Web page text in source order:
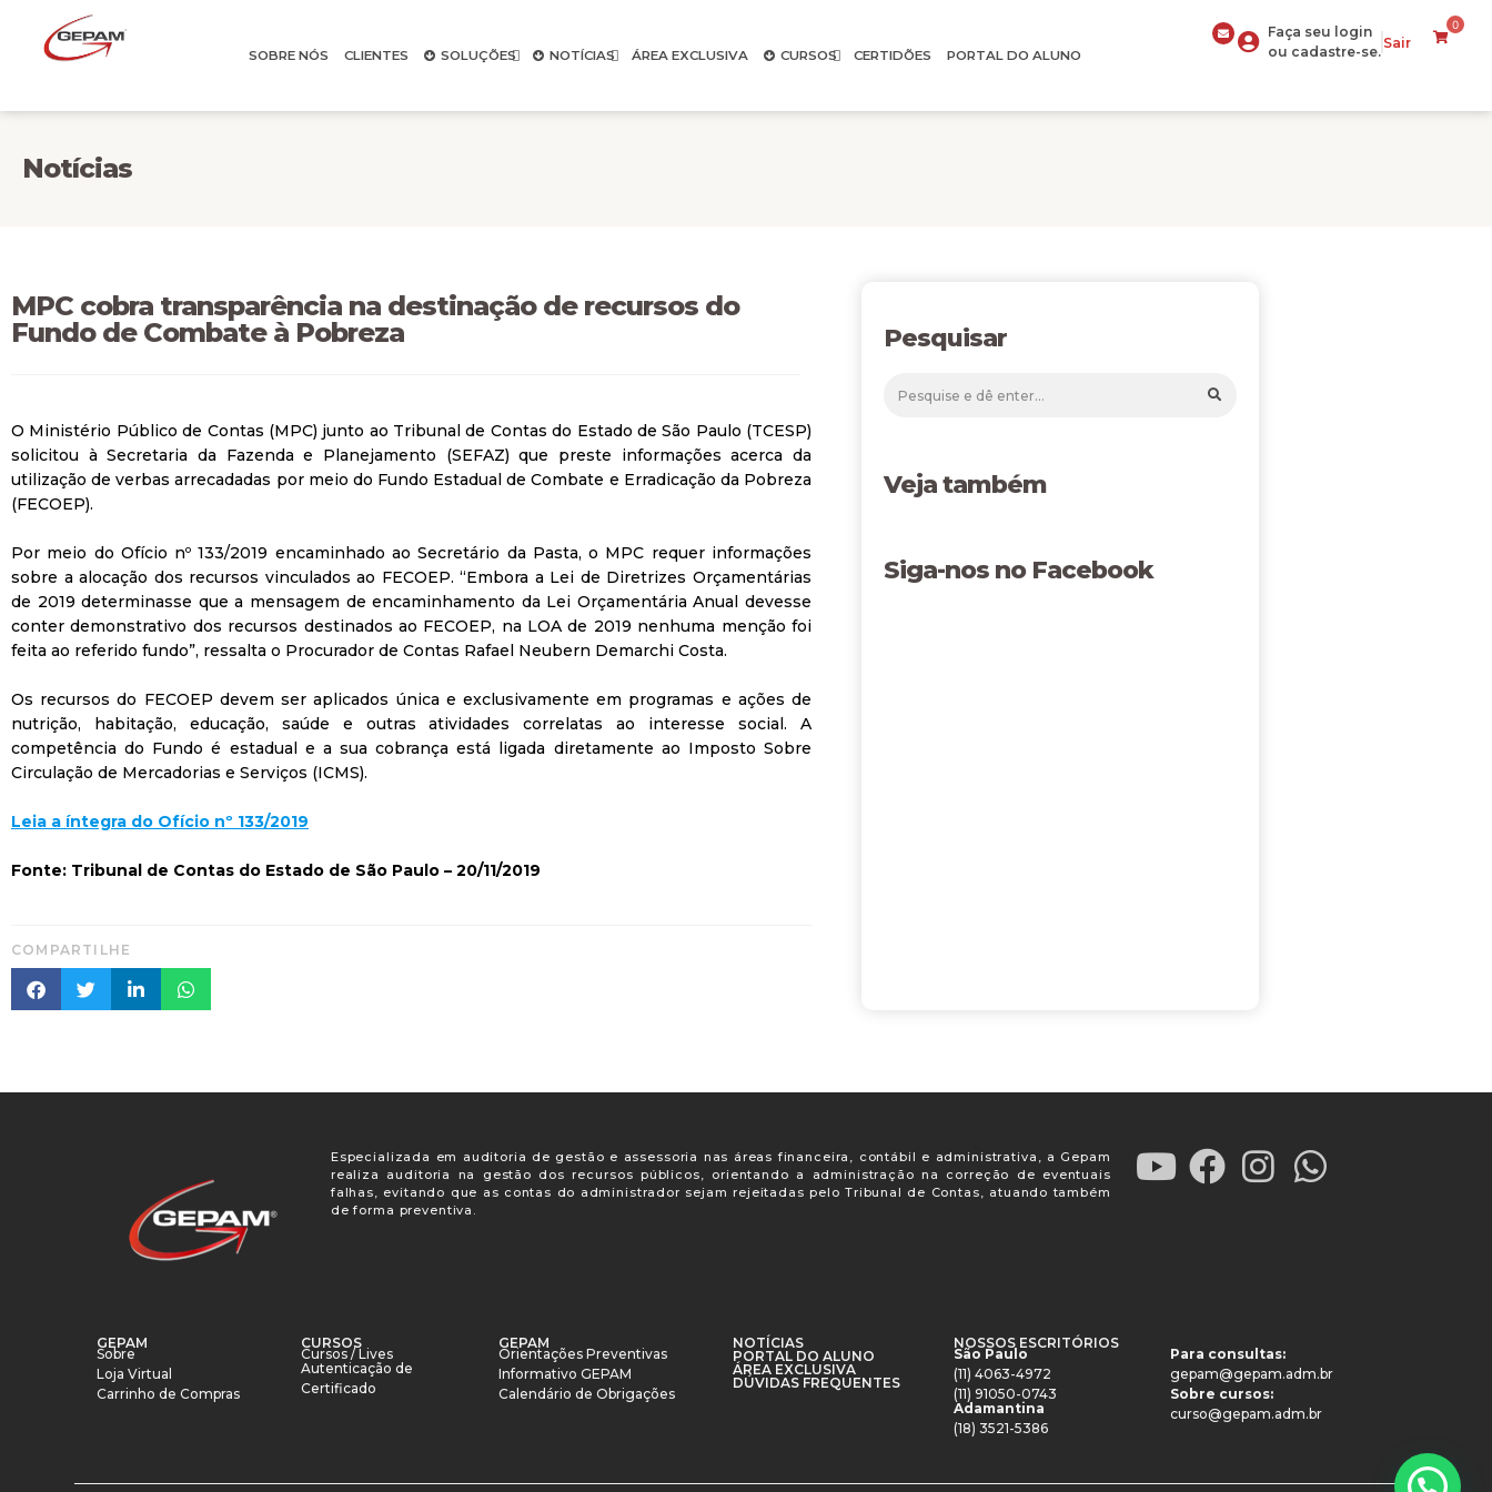
SOBRE NÓS CLIENTES SOLUÇÕES NOTÍCIAS ÁREA EXCLUSIVA CURSOS CERTIDÕES PORTAL DO ALUNO
Faça seu login
ou cadastre-se.
Sair
0
Notícias
MPC cobra transparência na destinação de recursos do
Fundo de Combate à Pobreza
O Ministério Público de Contas (MPC) junto ao Tribunal de Contas do Estado de São Paulo (TCESP)
solicitou à Secretaria da Fazenda e Planejamento (SEFAZ) que preste informações acerca da
utilização de verbas arrecadadas por meio do Fundo Estadual de Combate e Erradicação da Pobreza
(FECOEP).
Por meio do Ofício nº 133/2019 encaminhado ao Secretário da Pasta, o MPC requer informações
sobre a alocação dos recursos vinculados ao FECOEP. “Embora a Lei de Diretrizes Orçamentárias
de 2019 determinasse que a mensagem de encaminhamento da Lei Orçamentária Anual devesse
conter demonstrativo dos recursos destinados ao FECOEP, na LOA de 2019 nenhuma menção foi
feita ao referido fundo”, ressalta o Procurador de Contas Rafael Neubern Demarchi Costa.
Os recursos do FECOEP devem ser aplicados única e exclusivamente em programas e ações de
nutrição, habitação, educação, saúde e outras atividades correlatas ao interesse social. A
competência do Fundo é estadual e a sua cobrança está ligada diretamente ao Imposto Sobre
Circulação de Mercadorias e Serviços (ICMS).
Leia a íntegra do Ofício nº 133/2019
Fonte: Tribunal de Contas do Estado de São Paulo – 20/11/2019
COMPARTILHE
Pesquisar
Veja também
Siga-nos no Facebook
Especializada em auditoria de gestão e assessoria nas áreas financeira, contábil e administrativa, a Gepam
realiza auditoria na gestão dos recursos públicos, orientando a administração na correção de eventuais
falhas, evitando que as contas do administrador sejam rejeitadas pelo Tribunal de Contas, atuando também
de forma preventiva.
GEPAM
Sobre
Loja Virtual
Carrinho de Compras
CURSOS
Cursos / Lives
Autenticação de
Certificado
GEPAM
Orientações Preventivas
Informativo GEPAM
Calendário de Obrigações
NOTÍCIAS
PORTAL DO ALUNO
ÁREA EXCLUSIVA
DÚVIDAS FREQUENTES
NOSSOS ESCRITÓRIOS
São Paulo
(11) 4063-4972
(11) 91050-0743
Adamantina
(18) 3521-5386
Para consultas:
gepam@gepam.adm.br
Sobre cursos:
curso@gepam.adm.br